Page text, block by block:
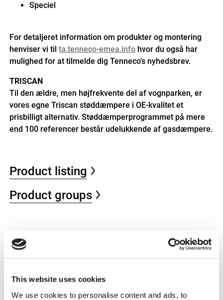
This website uses cookies
We use cookies to personalise content and ads, to
Speciel
For detaljeret information om produkter og montering
henviser vi til ta.tenneco-emea.info hvor du også har
mulighed for at tilmelde dig Tenneco's nyhedsbrev.
TRISCAN
Til den ældre, men højfrekvente del af vognparken, er
vores egne Triscan støddæmpere i OE-kvalitet et
prisbilligt alternativ. Støddæmperprogrammet på mere
end 100 referencer består udelukkende af gasdæmpere.
Product listing
Product groups